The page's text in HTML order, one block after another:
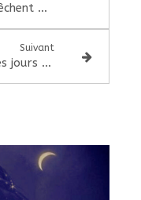
5 croyances qui t'empêchent d'avancer
Suivant
Douceur angélique à quelques jours du printemps